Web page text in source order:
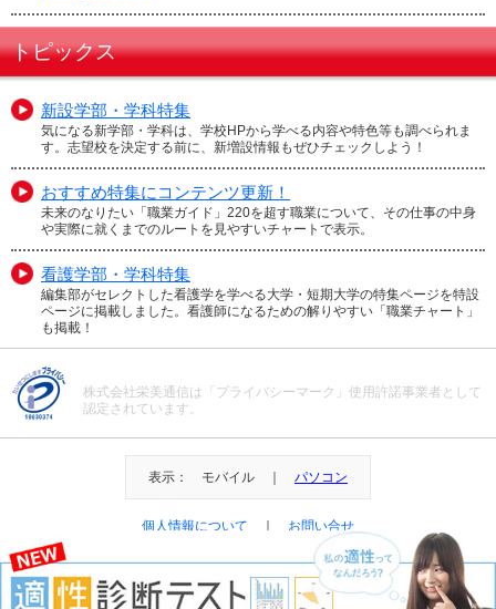
トピックス
新設学部・学科特集
気になる新学部・学科は、学校HPから学べる内容や特色等も調べられま
す。志望校を決定する前に、新増設情報もぜひチェックしよう！
おすすめ特集にコンテンツ更新！
未来のなりたい「職業ガイド」220を超す職業について、その仕事の中身
や実際に就くまでのルートを見やすいチャートで表示。
看護学部・学科特集
編集部がセレクトした看護学を学べる大学・短期大学の特集ページを特設
ページに掲載しました。看護師になるための解りやすい「職業チャート」
も掲載！
株式会社栄美通信は「プライバシーマーク」使用許諾事業者として
認定されています。
表示： モバイル ｜ パソコン
個人情報について お問い合せ
＠Eibi Tsushin All Right Reserved.